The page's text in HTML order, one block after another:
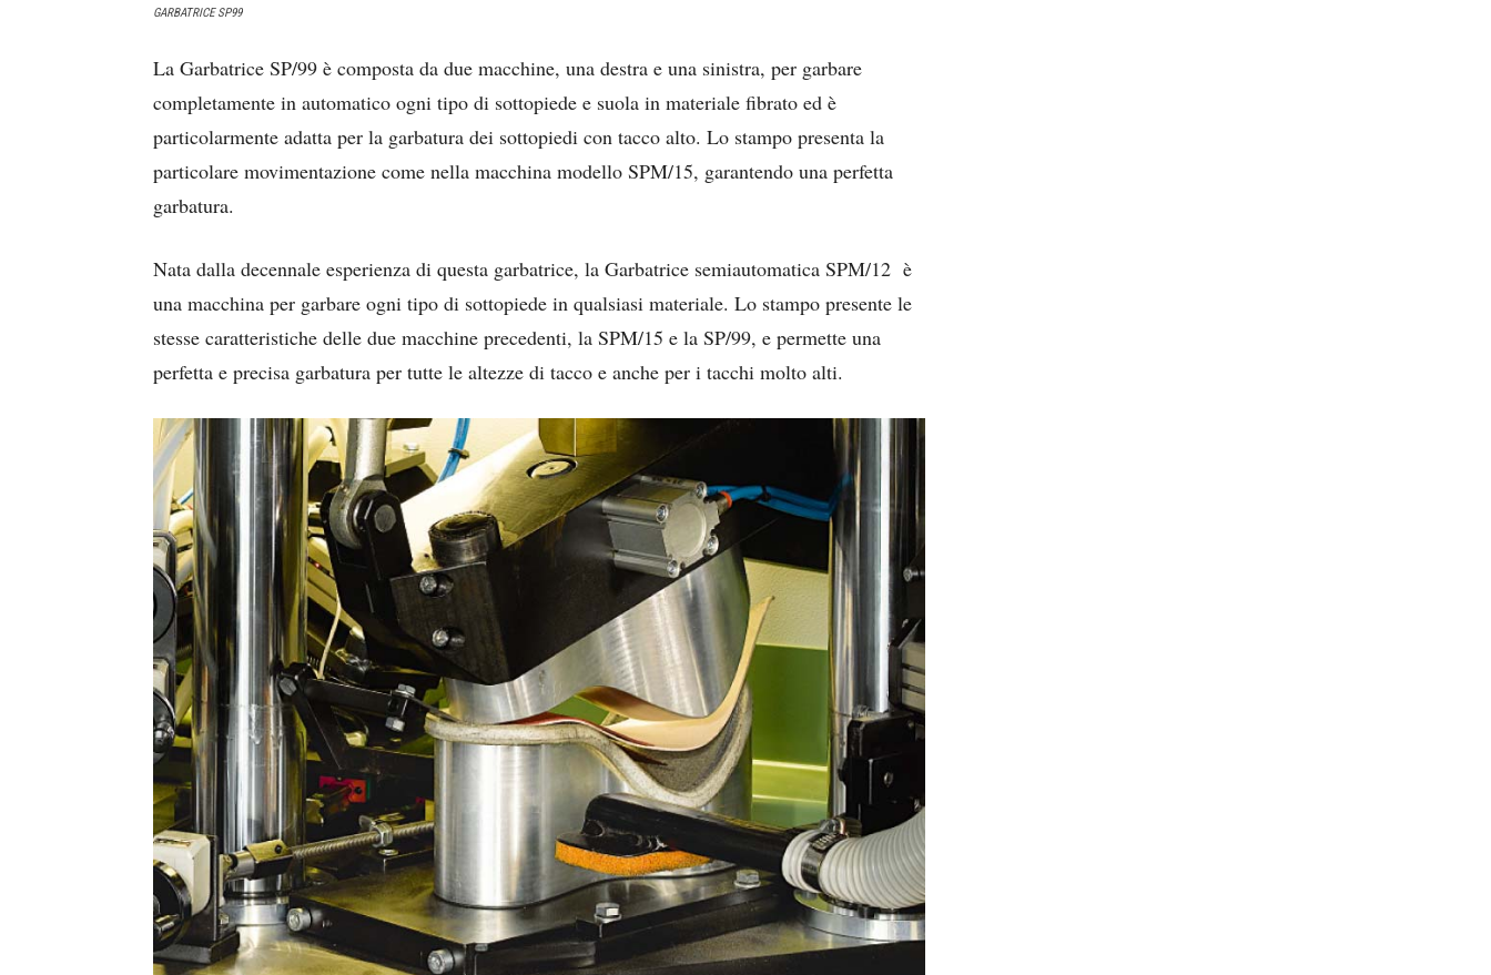
GARBATRICE SP99
La Garbatrice SP/99 è composta da due macchine, una destra e una sinistra, per garbare
completamente in automatico ogni tipo di sottopiede e suola in materiale fibrato ed è
particolarmente adatta per la garbatura dei sottopiedi con tacco alto. Lo stampo presenta la
particolare movimentazione come nella macchina modello SPM/15, garantendo una perfetta
garbatura.
Nata dalla decennale esperienza di questa garbatrice, la Garbatrice semiautomatica SPM/12 è
una macchina per garbare ogni tipo di sottopiede in qualsiasi materiale. Lo stampo presente le
stesse caratteristiche delle due macchine precedenti, la SPM/15 e la SP/99, e permette una
perfetta e precisa garbatura per tutte le altezze di tacco e anche per i tacchi molto alti.